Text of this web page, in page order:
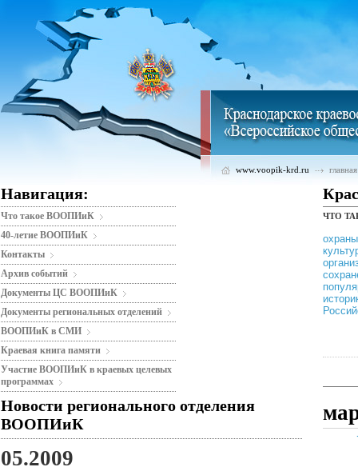
www.voopik-krd.ru главная
Навигация:
Что такое ВООПИиК
40-летие ВООПИиК
Контакты
Архив событий
Документы ЦС ВООПИиК
Документы региональных отделений
ВООПИиК в СМИ
Краевая книга памяти
Участие ВООПИиК в краевых целевых
программах
Новости регионального отделения
ВООПИиК
05.2009
ЧТО